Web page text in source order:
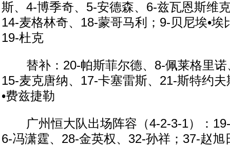
斯、4-博季奇、5-安德森、6-兹瓦恩斯维
14-麦格林奇、18-蒙哥马利；9-贝尼埃•埃
19-杜克
替补：20-帕斯菲尔德、8-佩莱格里诺
15-麦克唐纳、17-卡塞雷斯、21-斯特约
•费兹捷勒
广州恒大队出场阵容（4-2-3-1）：19-
6-冯潇霆、28-金英权、32-孙祥；37-赵旭